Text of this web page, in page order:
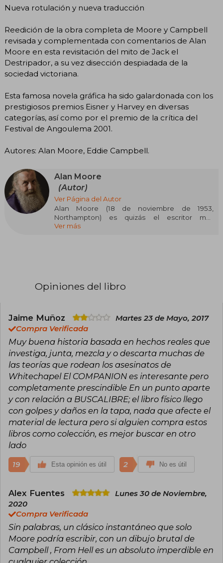
Nueva rotulación y nueva traducción
Reedición de la obra completa de Moore y Campbell
revisada y complementada con comentarios de Alan
Moore en esta revisitación del mito de Jack el
Destripador, a su vez disección despiadada de la
sociedad victoriana.
Esta famosa novela gráfica ha sido galardonada con los
prestigiosos premios Eisner y Harvey en diversas
categorías, así como por el premio de la crítica del
Festival de Angoulema 2001.
Autores: Alan Moore, Eddie Campbell.
Alan Moore
(Autor)
Ver Página del Autor
Alan Moore (18 de noviembre de 1953,
Northampton) es quizás el escritor más
aclamado en el medio de la historia gráfica. En
Comics Uk Dr. Who Weeklu.
V FOR VENDETTA, SWAMP THING y
MIRACLEMAN que le valdrían numerosos
línea America's Best Comics, a través de la cual
ha producido (junto con muchos ilustradores
talentosos) LA LIGA DE CABALLEROS
EXTRAORDINARIOS, PROMETHEA, TOM
STRONG, TOMORROW STORIES y TOP TEN.
Como uno de los innovadores más importantes
del medio desde principios de la década de
1980, Moore ha influido en toda una generación
de creadores de cómics, y su trabajo continúa
inspirando a una audiencia cada vez mayor.
Ver más
Opiniones del libro
Jaime Muñoz
Martes 23 de Mayo, 2017
Compra Verificada
Muy buena historia basada en hechos reales que
investiga, junta, mezcla y o descarta muchas de
las teorías que rodean los asesinatos de
Whitechapel El COMPANION es interesante pero
completamente prescindible En un punto aparte
y con relación a BUSCALIBRE; el libro físico llego
con golpes y daños en la tapa, nada que afecte el
material de lectura pero si alguien compra estos
libros como colección, es mejor buscar en otro
lado
19 Esta opinión es útil 2 No es útil
Alex Fuentes
Lunes 30 de Noviembre,
2020
Compra Verificada
Sin palabras, un clásico instantáneo que solo
Moore podría escribir, con un dibujo brutal de
Campbell , From Hell es un absoluto imperdible en